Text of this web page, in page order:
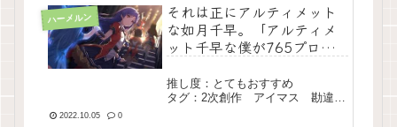
ハーメルン
それは正にアルティメット
な如月千早。「アルティメ
ット千早な僕が765プロの
件」
推し度：とてもおすすめ
タグ：2次創作 アイマス 勘違
2022.10.05 0